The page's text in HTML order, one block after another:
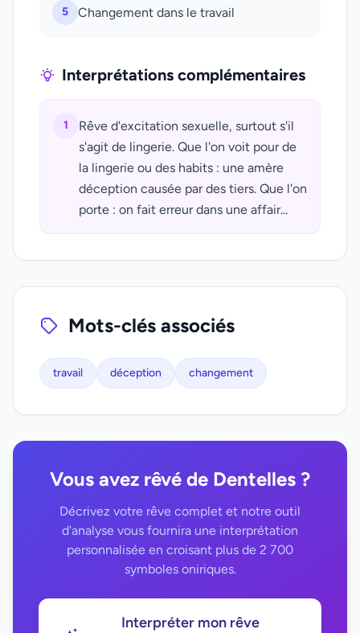
5 Changement dans le travail
Interprétations complémentaires
1
Rêve d'excitation sexuelle, surtout s'il
s'agit de lingerie. Que l'on voit pour de
la lingerie ou des habits : une amère
déception causée par des tiers. Que l'on
porte : on fait erreur dans une affair...
Mots-clés associés
travail déception changement
Vous avez rêvé de Dentelles ?
Décrivez votre rêve complet et notre outil
d'analyse vous fournira une interprétation
personnalisée en croisant plus de 2 700
symboles oniriques.
Interpréter mon rêve